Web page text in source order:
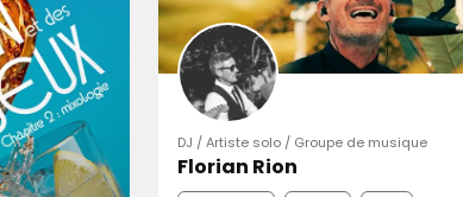
DJ / Artiste solo / Groupe de musique
Florian Rion